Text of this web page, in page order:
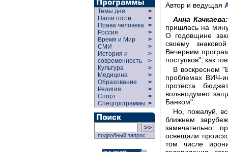
Темы дня
>
Наши гости
>
Права человека >
Россия
>
Время и Мир
>
СМИ
>
История и
современность
>
>
Культура
>
Медицина
>
Образование
>
Религия
>
Спорт
>
Спецпрограммы >
подробный запрос
Автор и ведущая
Анна Качкаева:
пришлась на
О годовщине
своему
Вечерним
поступков", как
В воскресном
проблемах ВИЧ-
протеста
вольнодумно
Банком".
Но, пожалуй,
ближнем
замечательно:
освещали
том числе